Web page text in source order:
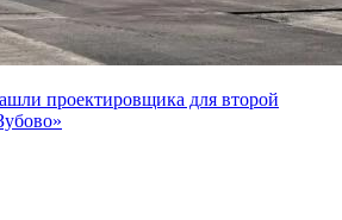
проектировщика для второй